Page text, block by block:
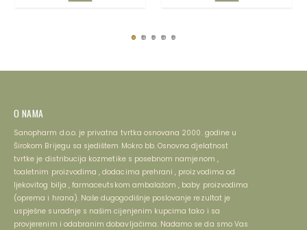
O NAMA
Sanopharm d.o.o. je privatna tvrtka osnovana 2000. godine u
Širokom Brijegu sa sjedištem Mokro bb. Osnovna djelatnost
tvrtke je distribucija kozmetike s posebnom namjenom ,
toaletnim proizvodima , dodacima prehrani , proizvodima od
ljekovitog bilja , farmaceutskom ambalažom , baby proizvodima
(oprema i hrana). Naše dugogodišnje poslovanje rezultat je
uspješne suradnje s našim cijenjenim kupcima tako i sa
provjerenim i odabranim dobavljačima. Nadamo se da smo Vas